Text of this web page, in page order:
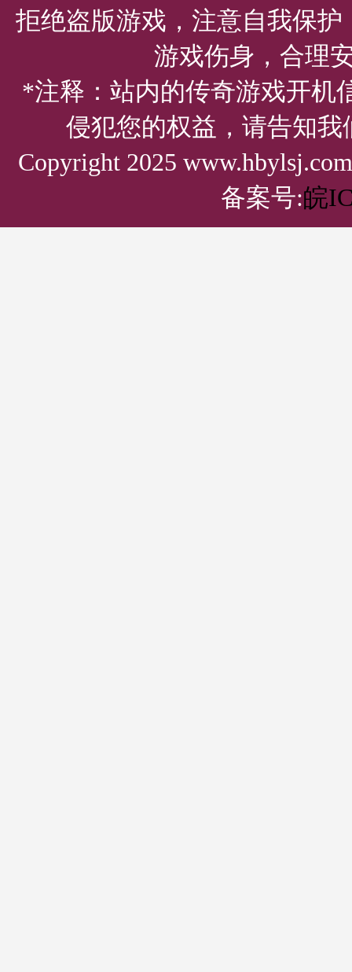
拒绝盗版游戏，注意自我保
游戏伤身，合理
*注释：站内的传奇游戏开机
侵犯您的权益，请告知
Copyright 2025
备案号:皖